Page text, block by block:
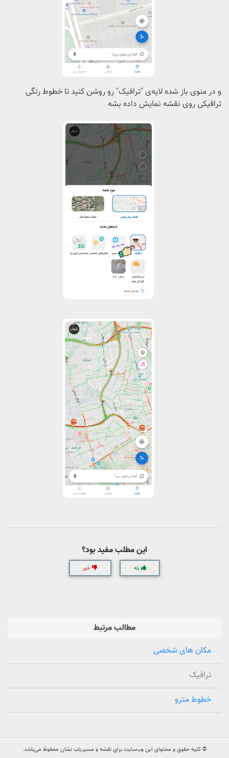
و در منوی باز شده لایه‌ی "ترافیک" رو روشن کنید تا خطوط رنگی
ترافیکی روی نقشه نمایش داده بشه
این مطلب مفید بود؟
بله خیر
مطالب مرتبط
مکان های شخصی
ترافیک
خطوط مترو
© کلیه حقوق و محتوای این وب‌سایت برای نقشه و مسیریاب نشان محفوظ می‌باشد.